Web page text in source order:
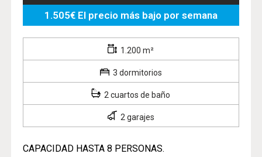
1.505€ El precio más bajo por semana
1.200 m²
3 dormitorios
2 cuartos de baño
2 garajes
CAPACIDAD HASTA 8 PERSONAS.